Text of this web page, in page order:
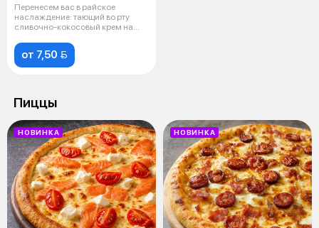
Перенесем вас в райское
наслаждение: тающий во рту
сливочно-кокосовый крем на
от 7,50 
Пиццы
НОВИНКА НОВИНКА